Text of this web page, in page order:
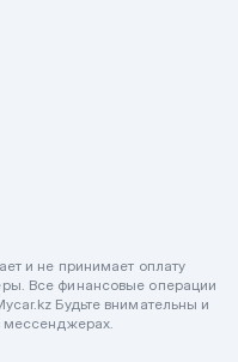
и не принимает оплату
Все финансовые операции
Будьте внимательны и
мессенджерах.